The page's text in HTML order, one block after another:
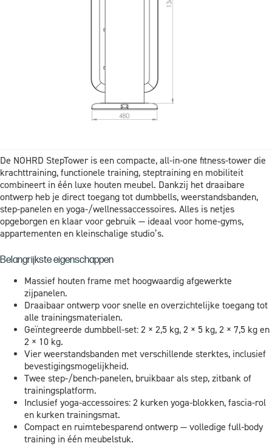
De NOHRD StepTower is een compacte, all-in-one fitness-tower die
krachttraining, functionele training, steptraining en mobiliteit
combineert in één luxe houten meubel. Dankzij het draaibare
ontwerp heb je direct toegang tot dumbbells, weerstandsbanden,
step-panelen en yoga-/wellnessaccessoires. Alles is netjes
opgeborgen en klaar voor gebruik — ideaal voor home-gyms,
appartementen en kleinschalige studio’s.
Belangrijkste eigenschappen
Massief houten frame met hoogwaardig afgewerkte
zijpanelen.
Draaibaar ontwerp voor snelle en overzichtelijke toegang tot
alle trainingsmaterialen.
Geïntegreerde dumbbell-set: 2 × 2,5 kg, 2 × 5 kg, 2 × 7,5 kg en
2 × 10 kg.
Vier weerstandsbanden met verschillende sterktes, inclusief
bevestigingsmogelijkheid.
Twee step-/bench-panelen, bruikbaar als step, zitbank of
trainingsplatform.
Inclusief yoga-accessoires: 2 kurken yoga-blokken, fascia-rol
en kurken trainingsmat.
Compact en ruimtebesparend ontwerp — volledige full-body
training in één meubelstuk.